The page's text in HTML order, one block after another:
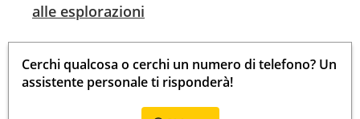
alle esplorazioni
Cerchi qualcosa o cerchi un numero di telefono? Un
assistente personale ti risponderà!